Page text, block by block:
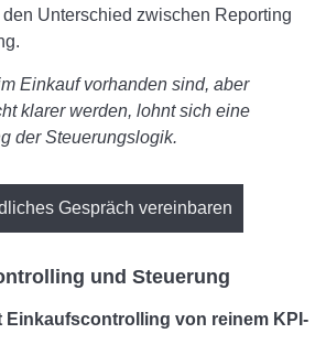
Unterschied zwischen Reporting
Einkauf vorhanden sind, aber
klarer werden, lohnt sich eine
der Steuerungslogik.
Gespräch vereinbaren
und Steuerung
Einkaufscontrolling von reinem KPI-